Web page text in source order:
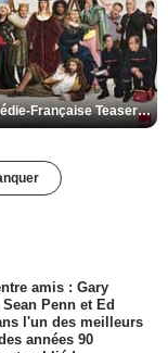
De la Comédie-Française Teaser VF
amis : Gary
Penn et Ed
l'un des meilleurs
années 90